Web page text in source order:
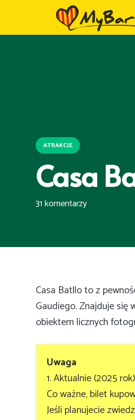
ATRAKCJE
Casa
31komentarzy
Casa Batllo to z
Gaudiego. Znajduje się
obiektem licznych
Uwaga
1. Aktualnie (2025
Co ważne, bilet
Jeśli planujecie